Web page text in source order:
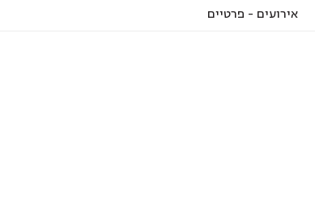
אירועים - פרטיים